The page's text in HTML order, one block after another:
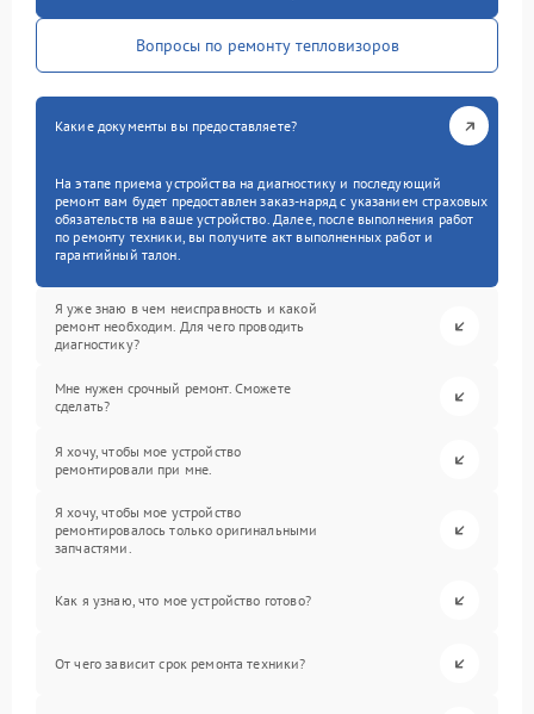
Вопросы по ремонту тепловизоров
Какие документы вы предоставляете?
На этапе приема устройства на диагностику и последующий
ремонт вам будет предоставлен заказ-наряд с указанием страховых
обязательств на ваше устройство. Далее, после выполнения работ
по ремонту техники, вы получите акт выполненных работ и
гарантийный талон.
Я уже знаю в чем неисправность и какой
ремонт необходим. Для чего проводить
диагностику?
Мне нужен срочный ремонт. Сможете
сделать?
Я хочу, чтобы мое устройство
ремонтировали при мне.
Я хочу, чтобы мое устройство
ремонтировалось только оригинальными
запчастями.
Как я узнаю, что мое устройство готово?
От чего зависит срок ремонта техники?